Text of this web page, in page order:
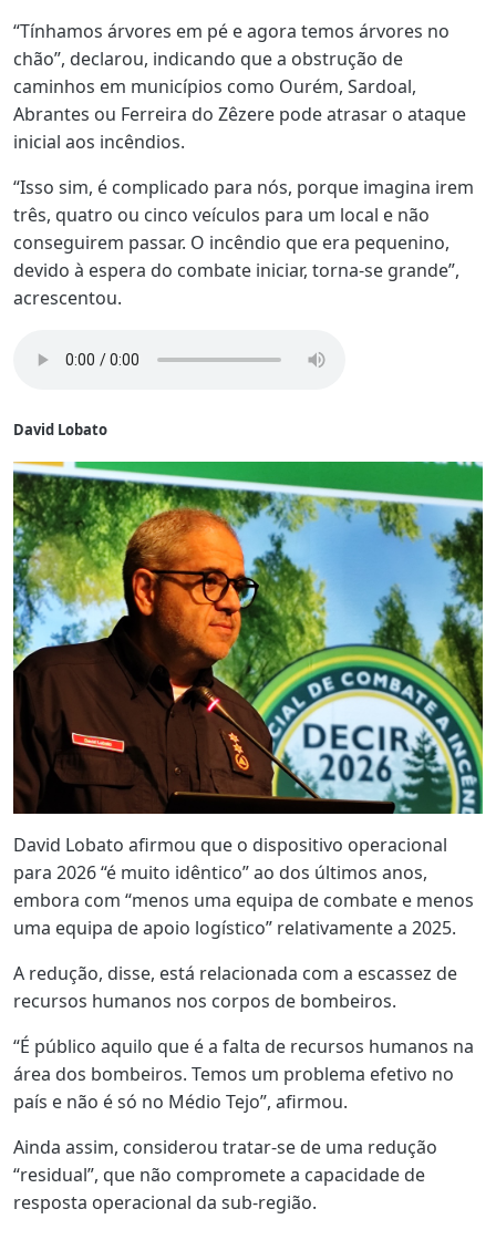
“Tínhamos árvores em pé e agora temos árvores no
chão”, declarou, indicando que a obstrução de
caminhos em municípios como Ourém, Sardoal,
Abrantes ou Ferreira do Zêzere pode atrasar o ataque
inicial aos incêndios.
“Isso sim, é complicado para nós, porque imagina irem
três, quatro ou cinco veículos para um local e não
conseguirem passar. O incêndio que era pequenino,
devido à espera do combate iniciar, torna-se grande”,
acrescentou.
David Lobato
David Lobato afirmou que o dispositivo operacional
para 2026 “é muito idêntico” ao dos últimos anos,
embora com “menos uma equipa de combate e menos
uma equipa de apoio logístico” relativamente a 2025.
A redução, disse, está relacionada com a escassez de
recursos humanos nos corpos de bombeiros.
“É público aquilo que é a falta de recursos humanos na
área dos bombeiros. Temos um problema efetivo no
país e não é só no Médio Tejo”, afirmou.
Ainda assim, considerou tratar-se de uma redução
“residual”, que não compromete a capacidade de
resposta operacional da sub-região.